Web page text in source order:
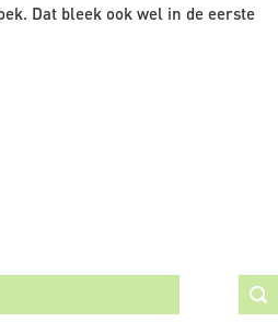
Dat bleek ook wel in de eerste